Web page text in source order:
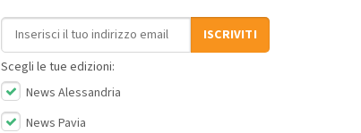
Indirizzo email
ISCRIVITI
Scegli le tue edizioni:
News Alessandria
News Pavia